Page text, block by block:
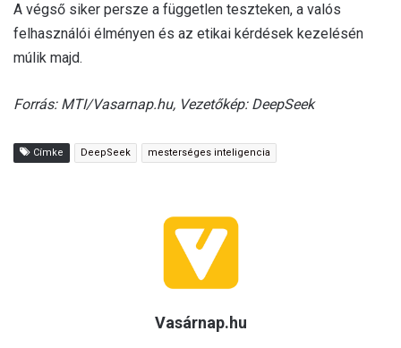
A végső siker persze a független teszteken, a valós
felhasználói élményen és az etikai kérdések kezelésén
múlik majd.
Forrás: MTI/Vasarnap.hu, Vezetőkép: DeepSeek
Címke DeepSeek mesterséges inteligencia
Vasárnap.hu